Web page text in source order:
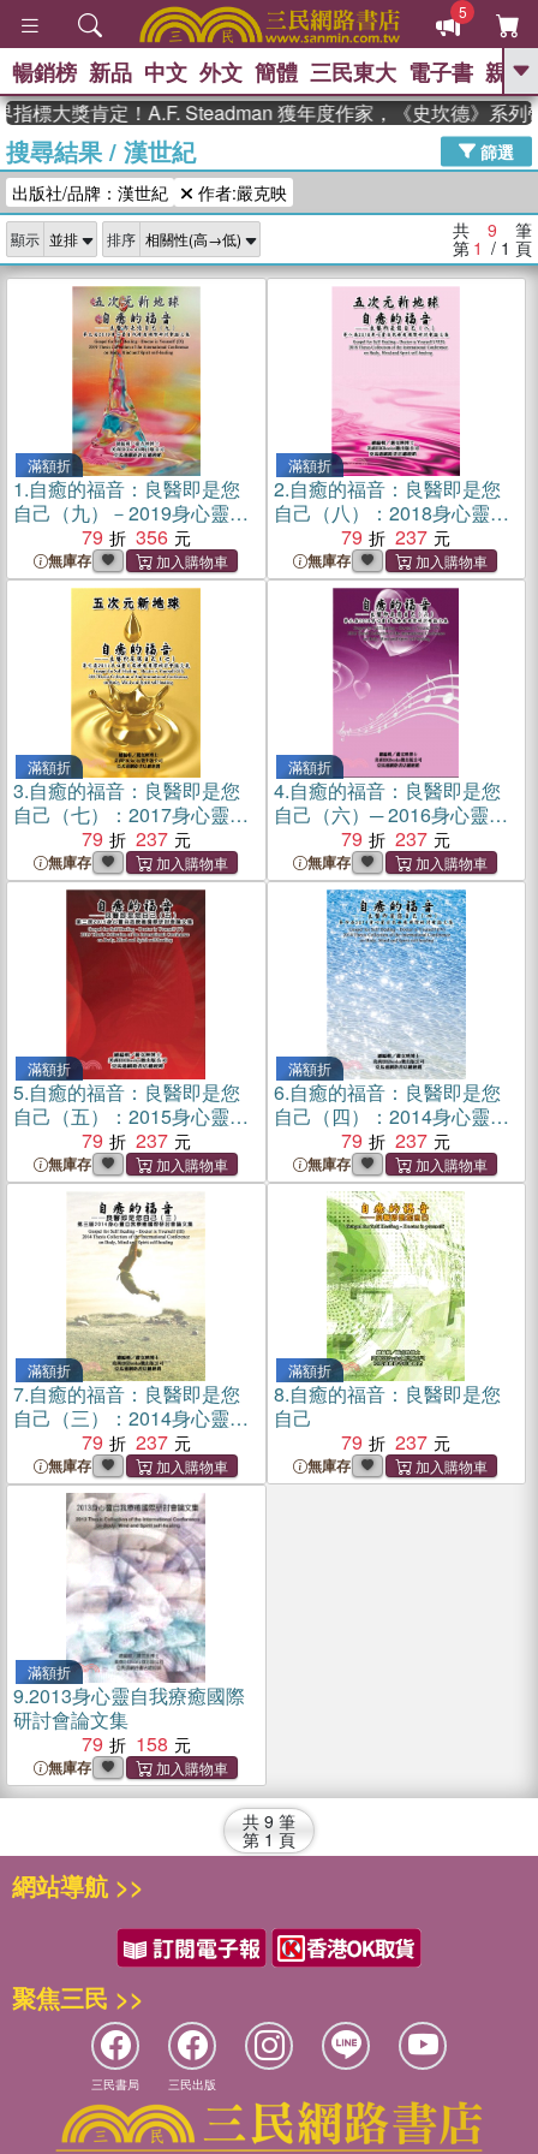
5
GO
The Odyssey 、
父親節 、 如果歷史是一群喵 、 暑期
推薦 、
念華 、 台灣的李登輝時代 、 數學女
孩：黎曼猜想
偉大的迷走神經
暢銷榜 新品 中文 外文 簡體 三民東大 電子書 親子
標大獎肯定！A.F. Steadman 獲年度作家，《史坎德》系列帶
搜尋結果/ 漢世紀
篩選
出版社/品牌：漢世紀
作者:嚴克映
顯示 排序 共 9 筆
第 1 / 1 頁
滿額折
1.自癒的福音：良醫即是您
自己（九）－2019身心靈自
我療癒國際研討會論文集
79 356
無庫存
滿額折
2.自癒的福音：良醫即是您
自己（八）：2018身心靈自
我療癒國際研討會論文集
79 237
無庫存
滿額折
3.自癒的福音：良醫即是您
自己（七）：2017身心靈自
我療癒國際研討會論文集
79 237
無庫存
滿額折
4.自癒的福音：良醫即是您
自己（六）─ 2016身心靈自
我療癒國際研討會論文集
79 237
無庫存
滿額折
5.自癒的福音：良醫即是您
自己（五）：2015身心靈自
我療癒國際研討會論文集
79 237
無庫存
滿額折
6.自癒的福音：良醫即是您
自己（四）：2014身心靈自
我療癒國際研討會論文集
79 237
無庫存
滿額折
7.自癒的福音：良醫即是您
自己（三）：2014身心靈自
我療癒國際研討會論文集
79 237
無庫存
滿額折
8.自癒的福音：良醫即是您
自己
79
237
無庫存
滿額折
9.2013身心靈自我療癒國際
研討會論文集
79
158
無庫存
共 9 筆
第 1 頁
網站導航 >>
聚焦三民 >>
三民書局 三民出版